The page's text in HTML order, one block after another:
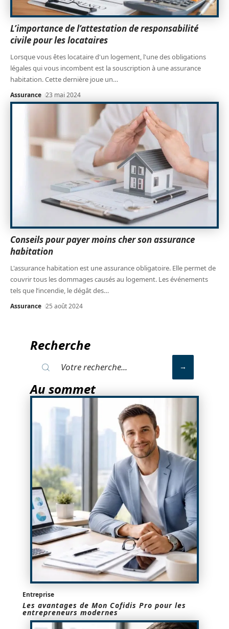
L’importance de l’attestation de responsabilité
civile pour les locataires
Lorsque vous êtes locataire d'un logement, l'une des obligations
légales qui vous incombent est la souscription à une assurance
habitation. Cette dernière joue un…
Assurance 23 mai 2024
Conseils pour payer moins cher son assurance
habitation
L'assurance habitation est une assurance obligatoire. Elle permet de
couvrir tous les dommages causés au logement. Les événements
tels que l’incendie, le dégât des…
Assurance 25 août 2024
Recherche
Au sommet
Entreprise
Les avantages de Mon Cofidis Pro pour les
entrepreneurs modernes